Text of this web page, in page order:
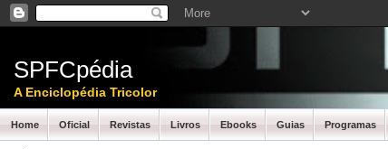
SPFCpédia
A Enciclopédia Tricolor
Home Oficial Revistas Livros Ebooks Guias Programas